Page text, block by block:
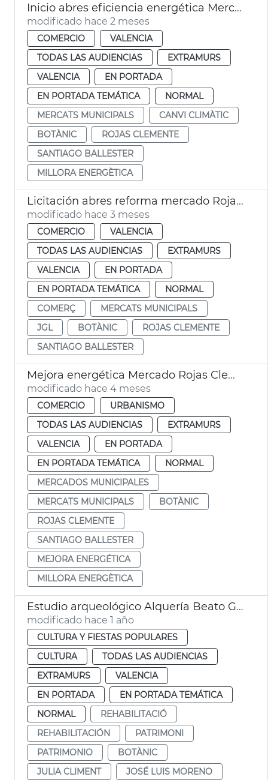
Inicio abres eficiencia energética Mercado Rojas Clemente
modificado hace 2 meses
COMERCIO
VALENCIA
TODAS LAS AUDIENCIAS
EXTRAMURS
VALENCIA
EN PORTADA
EN PORTADA TEMÁTICA
NORMAL
MERCATS MUNICIPALS
CANVI CLIMÀTIC
BOTÀNIC
ROJAS CLEMENTE
SANTIAGO BALLESTER
MILLORA ENERGÈTICA
Licitación abres reforma mercado Rojas Clemente
modificado hace 3 meses
COMERCIO
VALENCIA
TODAS LAS AUDIENCIAS
EXTRAMURS
VALENCIA
EN PORTADA
EN PORTADA TEMÁTICA
NORMAL
COMERÇ
MERCATS MUNICIPALS
JGL
BOTÀNIC
ROJAS CLEMENTE
SANTIAGO BALLESTER
Mejora energética Mercado Rojas Clemente
modificado hace 4 meses
COMERCIO
URBANISMO
TODAS LAS AUDIENCIAS
EXTRAMURS
VALENCIA
EN PORTADA
EN PORTADA TEMÁTICA
NORMAL
MERCADOS MUNICIPALES
MERCATS MUNICIPALS
BOTÀNIC
ROJAS CLEMENTE
SANTIAGO BALLESTER
MEJORA ENERGÉTICA
MILLORA ENERGÈTICA
Estudio arqueológico Alquería Beato Gaspar Bono València
modificado hace 1 año
CULTURA Y FIESTAS POPULARES
CULTURA
TODAS LAS AUDIENCIAS
EXTRAMURS
VALENCIA
EN PORTADA
EN PORTADA TEMÁTICA
NORMAL
REHABILITACIÓ
REHABILITACIÓN
PATRIMONI
PATRIMONIO
BOTÀNIC
JULIA CLIMENT
JOSÉ LUIS MORENO